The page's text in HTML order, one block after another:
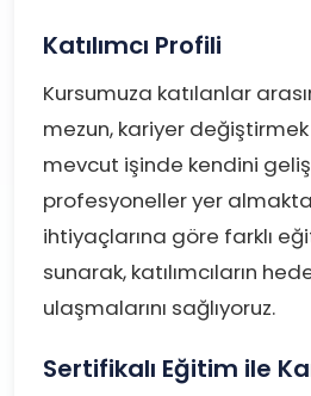
Katılımcı Profili
Kursumuza katılanlar
mezun, kariyer
mevcut işinde kendini
profesyoneller yer
ihtiyaçlarına göre farklı
sunarak, katılımcıların
ulaşmalarını sağlıyoruz.
Sertifikalı Eğitim ile